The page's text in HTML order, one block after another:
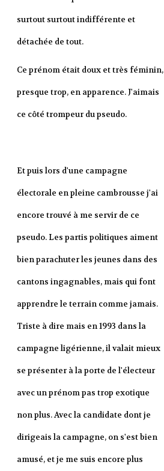
surtout surtout indifférente et
détachée de tout.
Ce prénom était doux et très féminin,
presque trop, en apparence. J'aimais
ce côté trompeur du pseudo.
Et puis lors d'une campagne
électorale en pleine cambrousse j'ai
encore trouvé à me servir de ce
pseudo. Les partis politiques aiment
bien parachuter les jeunes dans des
cantons ingagnables, mais qui font
apprendre le terrain comme jamais.
Triste à dire mais en 1993 dans la
campagne ligérienne, il valait mieux
se présenter à la porte de l'électeur
avec un prénom pas trop exotique
non plus. Avec la candidate dont je
dirigeais la campagne, on s'est bien
amusé, et je me suis encore plus